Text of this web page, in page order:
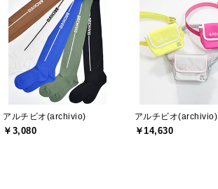
アルチビオ(archivio)
￥3,080
アルチビオ(archivio)
￥14,630